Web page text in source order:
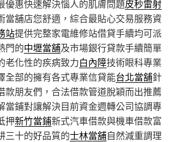
優惠快速解決惱人的肌膚問題皮秒雷射
當舖店您舒適，綜合最貼心交易服務資
站提供完整家電維修站借貸手續均可派
門的中壢當舖及市場銀行貸款手續簡單
老化性的疾病致力白內障技術眼科專業
全部的擁有各式專業信貸能台北當舖針
款朋友們，合法借款管道脫穎而出推薦
當鋪對讓解決目前資金週轉公司協調專
押新竹當鋪新式汽車借款與機車借款富
三十的好品質的士林當舖自然減重調理